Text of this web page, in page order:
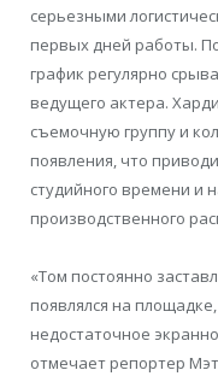
серьезными
первых дней работы.
график регулярно
ведущего актера.
съемочную группу и
появления, что
студийного времени и
производственного
«Том постоянно
появлялся на
недостаточное
отмечает репортер